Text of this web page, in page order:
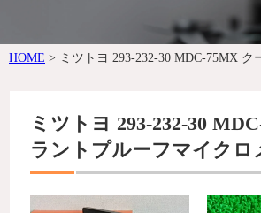
HOME > ミツトヨ 293-232-30 MDC-75MX クーラン
ミツトヨ 293-232-30
ラントプルーフマイクロ